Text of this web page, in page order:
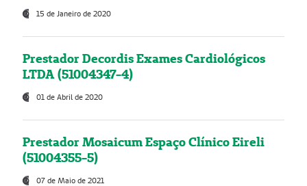
15 de Janeiro de 2020
Prestador Decordis Exames Cardiológicos
LTDA (51004347-4)
01 de Abril de 2020
Prestador Mosaicum Espaço Clínico Eireli
(51004355-5)
07 de Maio de 2021